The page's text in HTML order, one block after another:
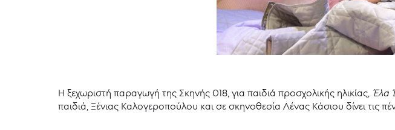
Η ξεχωριστή παραγωγή της Σκηνής 018, για παιδιά προσχολικής ηλικίας, Έλα
παιδιά, Ξένιας Καλογεροπούλου και σε σκηνοθεσία Λένας Κάσιου δίνει τις